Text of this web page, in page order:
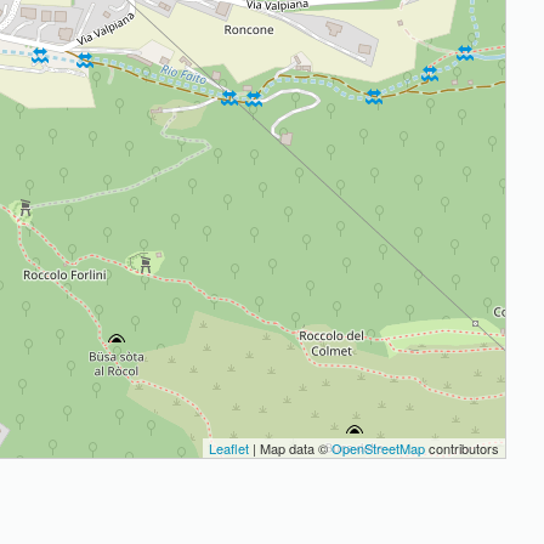
Leaflet | Map data ©OpenStreetMapcontributors